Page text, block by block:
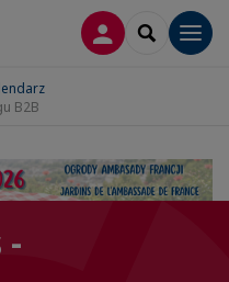
LOGOWANIE
SEARCH
B2B